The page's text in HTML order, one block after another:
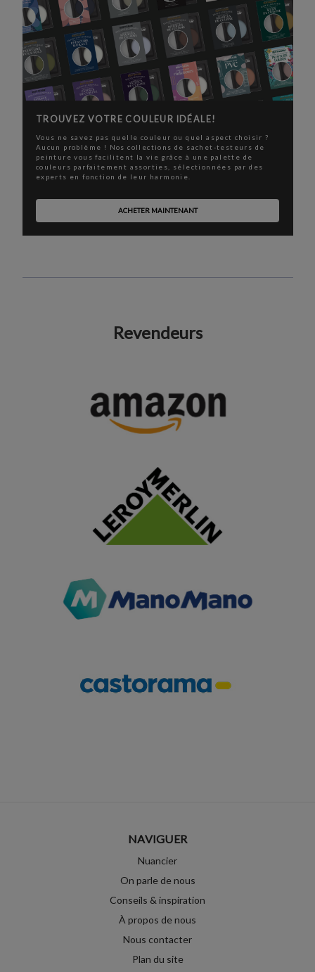
TROUVEZ VOTRE COULEUR IDÉALE!
Vous ne savez pas quelle couleur ou quel aspect choisir ?
Aucun problème ! Nos collections de sachet-testeurs de
peinture vous facilitent la vie grâce à une palette de
couleurs parfaitement assorties, sélectionnées par des
experts en fonction de leur harmonie.
ACHETER MAINTENANT
Revendeurs
NAVIGUER
Nuancier
On parle de nous
Conseils & inspiration
À propos de nous
Nous contacter
Plan du site